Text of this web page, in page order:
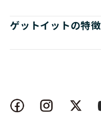
ゲットイットの特徴